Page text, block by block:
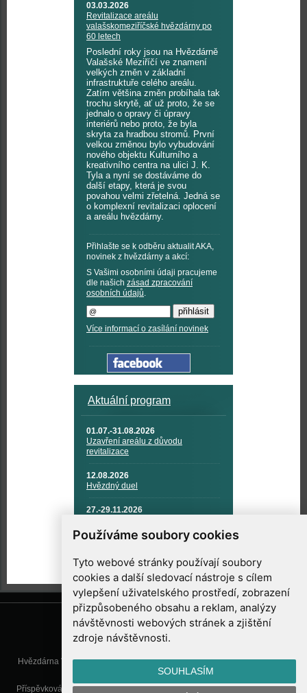
Používáme soubory cookies
Tyto webové stránky používají soubory
cookies a další sledovací nástroje s cílem
vylepšení uživatelského prostředí, zobrazení
přizpůsobeného obsahu a reklam, analýzy
návštěvnosti webových stránek a zjištění
zdroje návštěvnosti.
SOUHLASÍM
03.03.2026
Revitalizace areálu
valašskomeziříčské hvězdárny po
60 letech
Poslední roky jsou na Hvězdárně
Valašské Meziříčí ve znamení
velkých změn v základní
infrastruktuře celého areálu.
Zatím většina změn probíhala tak
trochu skrytě, ať už proto, že se
jednalo o opravy či úpravy
interiérů nebo proto, že byla
skryta za hradbou stromů. První
velkou změnou bylo vybudování
nového objektu Kulturního a
kreativního centra na ulici J. K.
Tyla a nyní se dostáváme do
další etapy, která je svou
povahou velmi zřetelná. Jedná se
o komplexní revitalizaci oplocení
a areálu hvězdárny.
Přihlašte se k odběru aktualit AKA,
novinek z hvězdárny a akcí:
S Vašimi osobními údaji pracujeme
dle našich zásad zpracování
osobních údajů.
Více informací o zasílání novinek
Aktuální program
01.07.-31.08.2026
Uzavření areálu z důvodu
revitalizace
12.08.2026
Hvězdný duel
27.-29.11.2026
TECHNIKA A KOSMICKÉ
TECHNOLOGIE
Hvězdárna Valašské Meziříčí, příspěvková organizace, Vsetínská 78, 757
01 Valašské Meziříčí
Příspěvková organizace Zlínského kraje. Telefon:571 611 928, Mobil:777